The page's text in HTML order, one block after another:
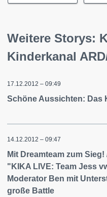
Weitere Storys:
Kinderkanal
17.12.2012 – 09:49
Schöne Aussichten: Das
14.12.2012 – 09:47
Mit Dreamteam zum
"KIKA LIVE: Team Jess
Moderator Ben mit
große Battle